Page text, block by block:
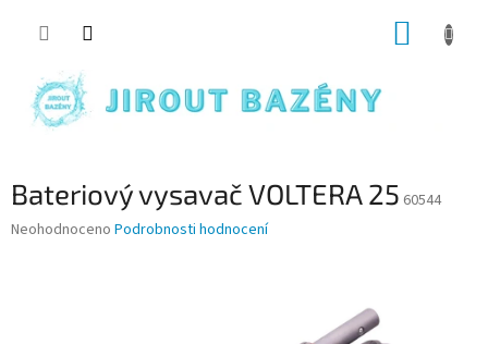
Bateriový vysavač VOLTERA 25 60544
Průměrné hodnocení produktu je 0,0 z 5 hvězdiček.
Neohodnoceno Podrobnosti hodnocení